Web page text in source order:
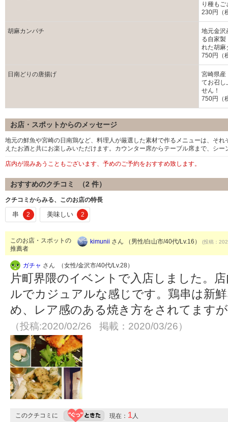
り種も
230円（
胡麻カンパチ
地元金沢
る自家製
れた胡麻
750円（
日南どりの唐揚げ
宮崎県産
てお召し
せん！
750円（
お店・スポットからのメッセージ
地元の鮮魚や宮崎の日南鶏など、料理人が厳選した素材で作るメニューは、そ
えたお酒と共にお楽しみいただけます。カウンター席からテーブル席まで、シ
店内が混みあうこともございます、予めのご予約をおすすめ致します。
おすすめのクチコミ （2 件）
クチコミからみる、このお店の特長
串 2 美味しい 2
このお店・スポットの
推薦者
kimunii さん （男性/白山市/40代/Lv.16） (投稿：
ガチャ さん （女性/金沢市/40代/Lv.28）
片町界隈のイベントで入店しました。
ルでカジュアルな感じです。鶏串は新
め、レア感のある焼き方をされてます
（投稿:2020/02/26 掲載：2020/03/26）
このクチコミに 現在： 1 人